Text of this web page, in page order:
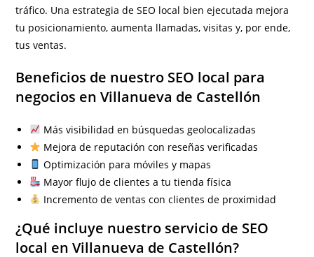
tráfico. Una estrategia de SEO local bien ejecutada mejora
tu posicionamiento, aumenta llamadas, visitas y, por ende,
tus ventas.
Beneficios de nuestro SEO local para
negocios en Villanueva de Castellón
Más visibilidad en búsquedas geolocalizadas
Mejora de reputación con reseñas verificadas
Optimización para móviles y mapas
Mayor flujo de clientes a tu tienda física
Incremento de ventas con clientes de proximidad
¿Qué incluye nuestro servicio de SEO
local en Villanueva de Castellón?